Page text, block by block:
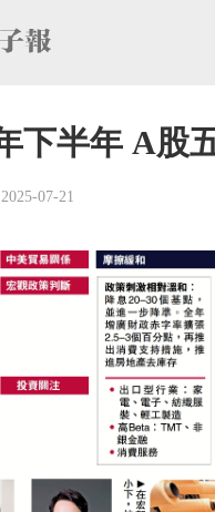
下半年 A股
2025-07-21